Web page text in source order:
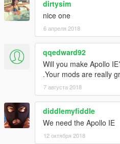
dirtysim
nice one
6 апреля 2018
qqedward92
Will you make Apollo
.Your mods are really
7 августа 2018
diddlemyfiddle
We need the Apollo IE
12 октября 2018